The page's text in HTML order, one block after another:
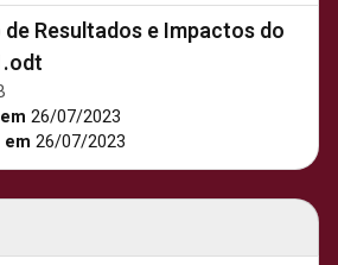
Resultados e Impactos do
26/07/2023
26/07/2023